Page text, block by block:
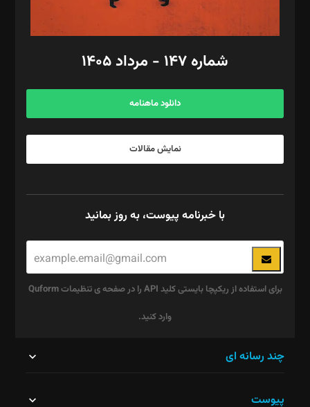
مد‌یر توسعه تجاری: کامبیز برید‌
امور مالی: شاپور رهبری، محمد‌ کاظمی‌نیا
آگهی و مشترکین: ۰۹۱۹۹۹۹۰۴۵۴
شماره ۱۴۷ - مرداد ۱۴۰۵
دانلود ماهنامه
نمایش مقالات
با خبرنامه پیوست، به روز بمانید
برای استفاده از ریکپچا بایستی کلید API را در صفحه ی تنظیمات Quform
وارد کنید.
نباید
چند رسانه ای
پیوست